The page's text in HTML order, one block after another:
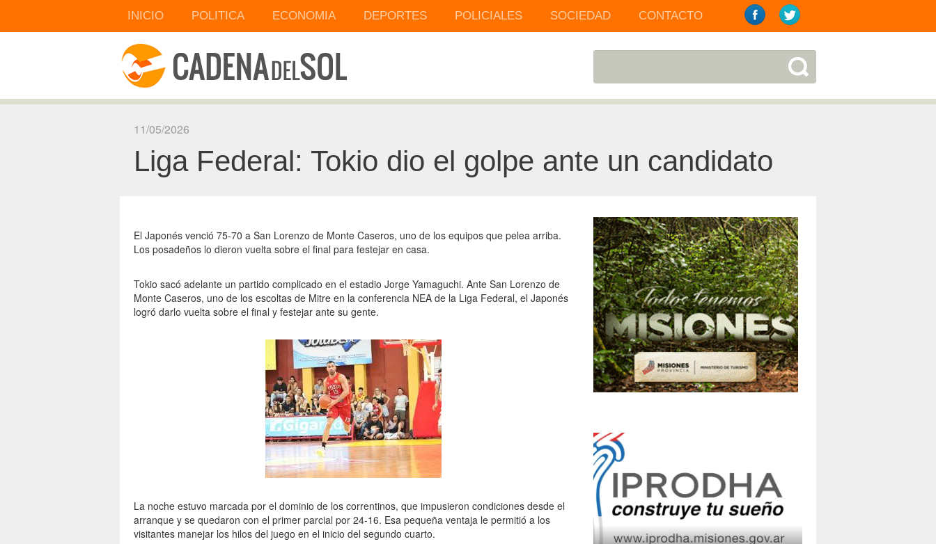
INICIO POLITICA ECONOMIA DEPORTES POLICIALES SOCIEDAD CONTACTO
11/05/2026
Liga Federal: Tokio dio el golpe ante un candidato
El Japonés venció 75-70 a San Lorenzo de Monte Caseros, uno de los equipos que pelea arriba.
Los posadeños lo dieron vuelta sobre el final para festejar en casa.
Tokio sacó adelante un partido complicado en el estadio Jorge Yamaguchi. Ante San Lorenzo de
Monte Caseros, uno de los escoltas de Mitre en la conferencia NEA de la Liga Federal, el Japonés
logró darlo vuelta sobre el final y festejar ante su gente.
La noche estuvo marcada por el dominio de los correntinos, que impusieron condiciones desde el
arranque y se quedaron con el primer parcial por 24-16. Esa pequeña ventaja le permitió a los
visitantes manejar los hilos del juego en el inicio del segundo cuarto.